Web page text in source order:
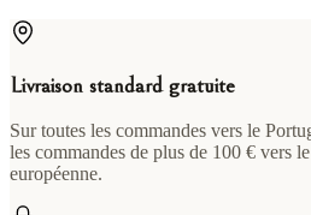
Livraison standard gratuite
Sur toutes les commandes vers le
les commandes de plus de 100 € vers
européenne.